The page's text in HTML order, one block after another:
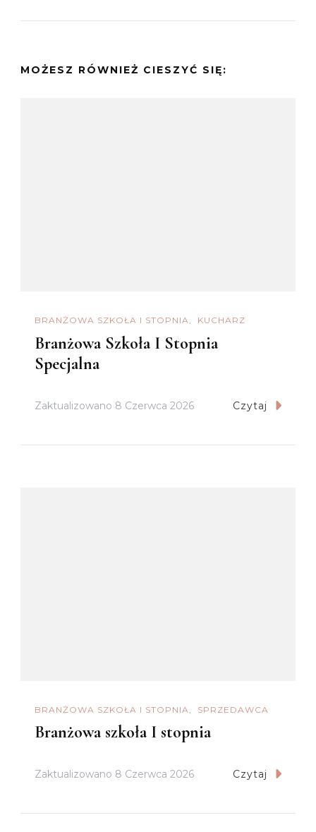
MOŻESZ RÓWNIEŻ CIESZYĆ SIĘ:
BRANŻOWA SZKOŁA I STOPNIA KUCHARZ
Branżowa Szkoła I Stopnia
Specjalna
Zaktualizowano 8 Czerwca 2026 Czytaj
BRANŻOWA SZKOŁA I STOPNIA SPRZEDAWCA
Branżowa szkoła I stopnia
Zaktualizowano 8 Czerwca 2026 Czytaj